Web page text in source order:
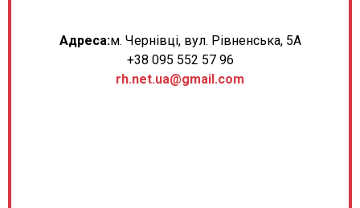
Адреса:м. Чернівці, вул. Рівненська, 5А
+38 095 552 57 96
rh.net.ua@gmail.com